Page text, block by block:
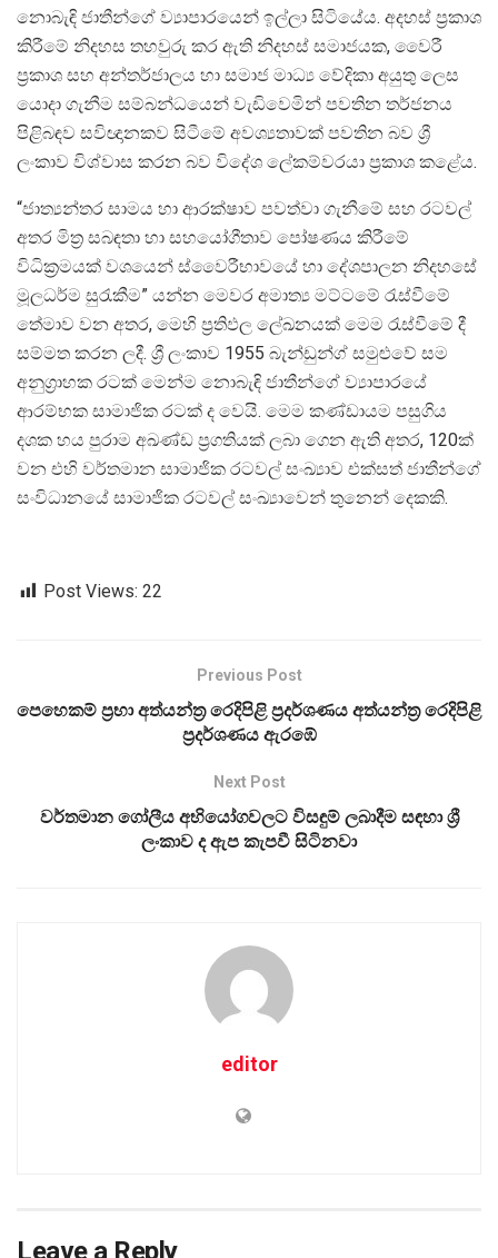
නොබැඳි ජාතීන්ගේ ව්‍යාපාරයෙන් ඉල්ලා සිටියේය. අදහස් ප්‍රකාශ
කිරීමේ නිදහස තහවුරු කර ඇති නිදහස් සමාජයක, වෛරී
ප්‍රකාශ සහ අන්තර්ජාලය හා සමාජ මාධ්‍ය වේදිකා අයුතු ලෙස
යොදා ගැනීම සම්බන්ධයෙන් වැඩිවෙමින් පවතින තර්ජනය
පිළිබඳව සවිඥානකව සිටීමේ අවශ්‍යතාවක් පවතින බව ශ්‍රී
ලංකාව විශ්වාස කරන බව විදේශ ලේකම්වරයා ප්‍රකාශ කළේය.
“ජාත්‍යන්තර සාමය හා ආරක්ෂාව පවත්වා ගැනීමේ සහ රටවල්
අතර මිත්‍ර සබඳතා හා සහයෝගීතාව පෝෂණය කිරීමේ
විධික්‍රමයක් වශයෙන් ස්වෛරීභාවයේ හා දේශපාලන නිදහසේ
මූලධර්ම සුරැකීම” යන්න මෙවර අමාත්‍ය මට්ටමේ රැස්වීමේ
තේමාව වන අතර, මෙහි ප්‍රතිඵල ලේඛනයක් මෙම රැස්වීමේ දී
සම්මත කරන ලදී. ශ්‍රී ලංකාව 1955 බැන්ඩුන්ග් සමුළුවේ සම
අනුග්‍රාහක රටක් මෙන්ම නොබැඳි ජාතීන්ගේ ව්‍යාපාරයේ
ආරම්භක සාමාජික රටක් ද වෙයි. මෙම කණ්ඩායම පසුගිය
දශක හය පුරාම අඛණ්ඩ ප්‍රගතියක් ලබා ගෙන ඇති අතර, 120ක්
වන එහි වර්තමාන සාමාජික රටවල් සංඛ්‍යාව එක්සත් ජාතීන්ගේ
සංවිධානයේ සාමාජික රටවල් සංඛ්‍යාවෙන් තුනෙන් දෙකකි.
Post Views: 22
Previous Post
පෙහෙකම් ප්‍රභා අත්යන්ත්‍ර රෙදිපිළි ප්‍රදර්ශණය අත්යන්ත්‍ර රෙදිපිළි
ප්‍රදර්ශණය ඇරඹේ
Next Post
වර්තමාන ගෝලීය අභියෝගවලට විසඳුම් ලබාදීම සඳහා ශ්‍රී
ලංකාව ද ඇප කැපවී සිටිනවා
editor
Leave a Reply